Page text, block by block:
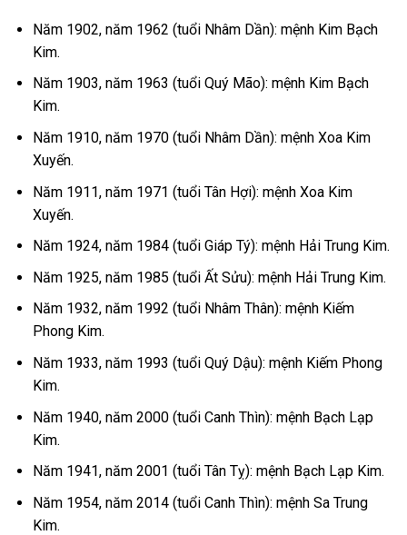
Năm 1902, năm 1962 (tuổi Nhâm Dần): mệnh Kim Bạch
Kim.
Năm 1903, năm 1963 (tuổi Quý Mão): mệnh Kim Bạch
Kim.
Năm 1910, năm 1970 (tuổi Nhâm Dần): mệnh Xoa Kim
Xuyến.
Năm 1911, năm 1971 (tuổi Tân Hợi): mệnh Xoa Kim
Xuyến.
Năm 1924, năm 1984 (tuổi Giáp Tý): mệnh Hải Trung Kim.
Năm 1925, năm 1985 (tuổi Ất Sửu): mệnh Hải Trung Kim.
Năm 1932, năm 1992 (tuổi Nhâm Thân): mệnh Kiếm
Phong Kim.
Năm 1933, năm 1993 (tuổi Quý Dậu): mệnh Kiếm Phong
Kim.
Năm 1940, năm 2000 (tuổi Canh Thìn): mệnh Bạch Lạp
Kim.
Năm 1941, năm 2001 (tuổi Tân Tỵ): mệnh Bạch Lạp Kim.
Năm 1954, năm 2014 (tuổi Canh Thìn): mệnh Sa Trung
Kim.